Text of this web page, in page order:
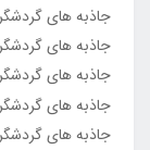
جاذبه های
جاذبه های
جاذبه های
جاذبه های
جاذبه های